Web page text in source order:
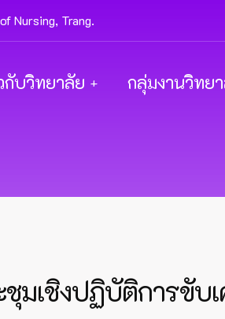
Nursing, Trang.
กับวิทยาลัย กลุ่มงานวิทย
มเชิงปฏิบัติการขับ